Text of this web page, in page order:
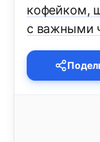
кофейком,
с важными